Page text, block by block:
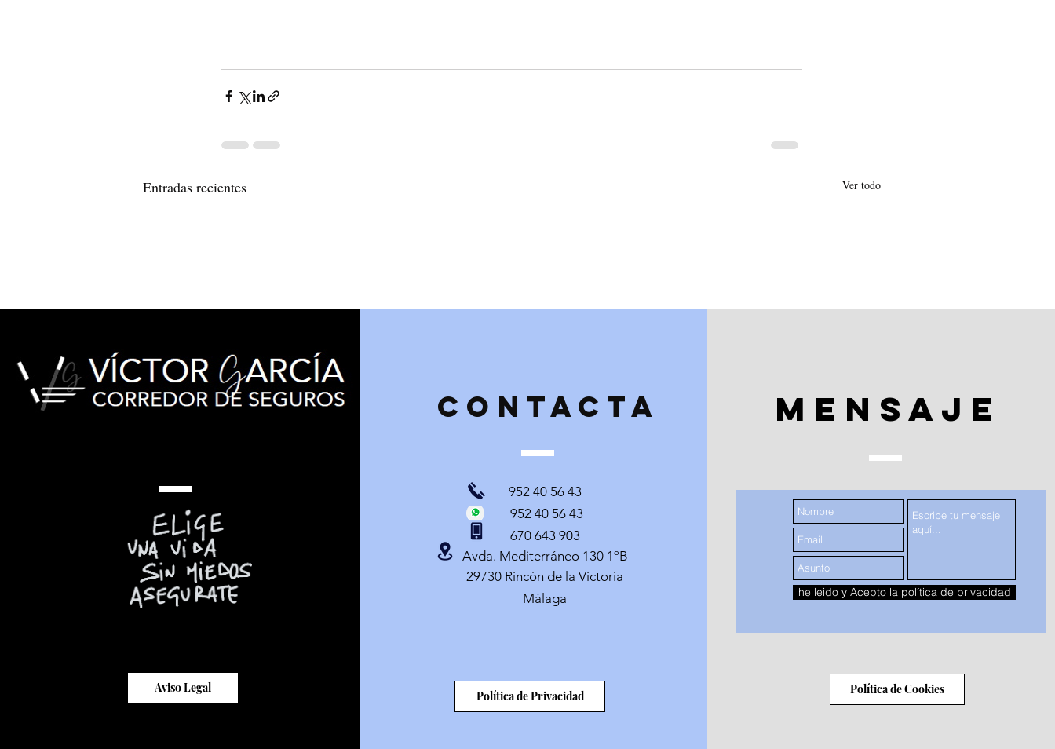
Entradas recientes Ver todo
Cuando todo arde…
Cosas que hacen que la
¿Cómo saber si te están
Escribir un comentario...
© 2021 by Víctor García. Creado con
Aviso Legal
contacta
952 40 56 43
952 40 56 43
670 643 903
Avda. Mediterráneo 130 1ºB
29730 Rincón de la Victoria
Málaga
Política de Privacidad
Mensaje
he leido y Acepto la política de privacidad
Política de Cookies